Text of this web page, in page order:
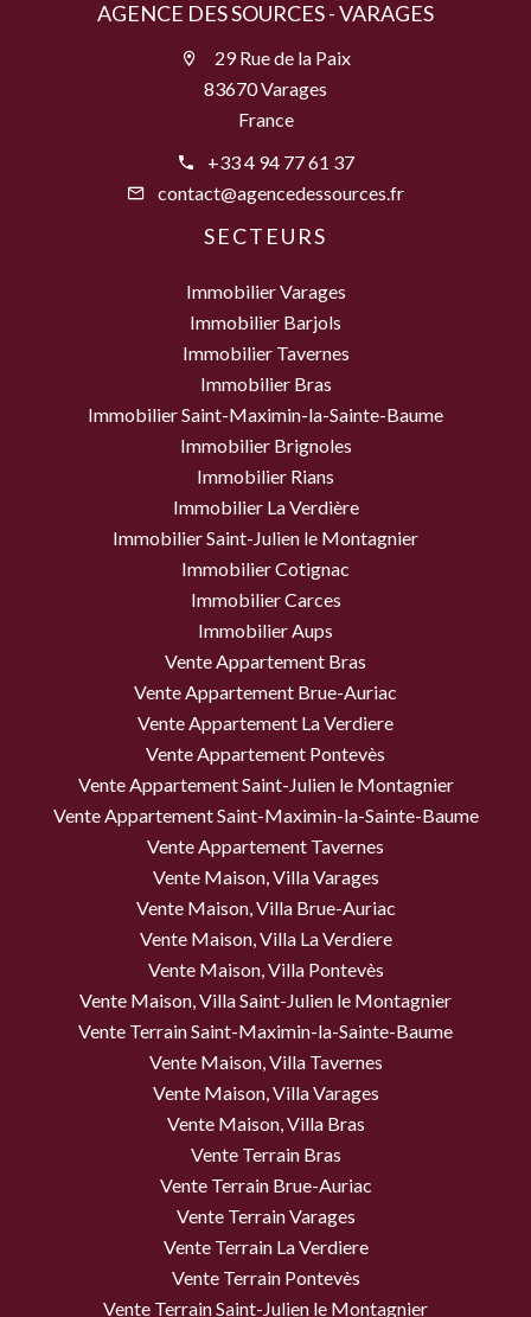
AGENCE DES SOURCES - VARAGES
29 Rue de la Paix
83670 Varages
France
+33 4 94 77 61 37
contact@agencedessources.fr
SECTEURS
Immobilier Varages
Immobilier Barjols
Immobilier Tavernes
Immobilier Bras
Immobilier Saint-Maximin-la-Sainte-Baume
Immobilier Brignoles
Immobilier Rians
Immobilier La Verdière
Immobilier Saint-Julien le Montagnier
Immobilier Cotignac
Immobilier Carces
Immobilier Aups
Vente Appartement Bras
Vente Appartement Brue-Auriac
Vente Appartement La Verdiere
Vente Appartement Pontevès
Vente Appartement Saint-Julien le Montagnier
Vente Appartement Saint-Maximin-la-Sainte-Baume
Vente Appartement Tavernes
Vente Maison, Villa Varages
Vente Maison, Villa Brue-Auriac
Vente Maison, Villa La Verdiere
Vente Maison, Villa Pontevès
Vente Maison, Villa Saint-Julien le Montagnier
Vente Terrain Saint-Maximin-la-Sainte-Baume
Vente Maison, Villa Tavernes
Vente Maison, Villa Varages
Vente Maison, Villa Bras
Vente Terrain Bras
Vente Terrain Brue-Auriac
Vente Terrain Varages
Vente Terrain La Verdiere
Vente Terrain Pontevès
Vente Terrain Saint-Julien le Montagnier